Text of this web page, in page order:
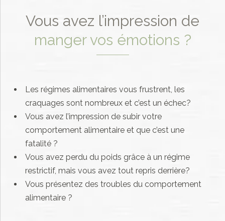
Vous avez l’impression de
manger vos émotions ?
Les régimes alimentaires vous frustrent, les
craquages sont nombreux et c’est un échec?
Vous avez l’impression de subir votre
comportement alimentaire et que c’est une
fatalité ?
Vous avez perdu du poids grâce à un régime
restrictif, mais vous avez tout repris derrière?
Vous présentez des troubles du comportement
alimentaire ?